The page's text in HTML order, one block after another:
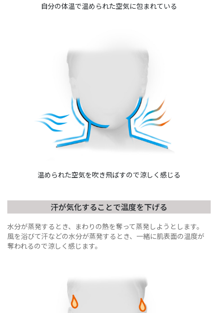
自分の体温で温められた空気に包まれている
温められた空気を吹き飛ばすので涼しく感じる
汗が気化することで温度を下げる
水分が蒸発するとき、まわりの熱を奪って蒸発しようとします。
風を浴びて汗などの水分が蒸発するとき、一緒に肌表面の温度が
奪われるので涼しく感じます。